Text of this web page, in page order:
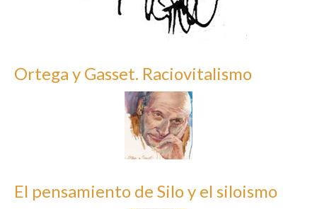
Ortega y Gasset. Raciovitalismo
El pensamiento de Silo y el siloismo